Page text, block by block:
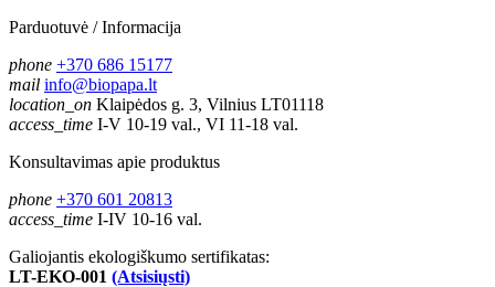
Parduotuvė / Informacija
phone +370 686 15177
mail info@biopapa.lt
location_on Klaipėdos g. 3, Vilnius LT01118
access_time I-V 10-19 val., VI 11-18 val.
Konsultavimas apie produktus
phone +370 601 20813
access_time I-IV 10-16 val.
Galiojantis ekologiškumo sertifikatas:
LT-EKO-001 (Atsisiųsti)